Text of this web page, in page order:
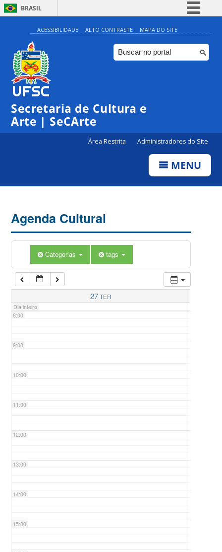
BRASIL
Simplifique!
Comunica BR
Participe
ACESSIBILIDADE ALTO CONTRASTE MAPA DO SITE
Secretaria de Cultura e
Arte | SeCArte
Área Restrita Administradores do Site
MENU
Agenda Cultural
Categorias tags
27TER
Dia inteiro
0:00
1:00
5:00
7:00
8:00
9:00
10:00
11:00
12:00
13:00
14:00
15:00